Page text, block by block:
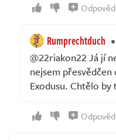
Rumprechtduch
@22riakon22 Já jí
nejsem
Exodusu. Chtělo by